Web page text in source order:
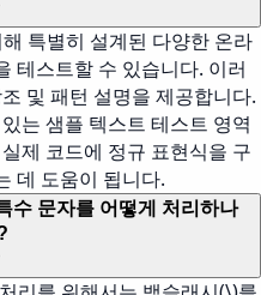
특별히 설계된 다양한 온라
테스트할 수 있습니다. 이러
및 패턴 설명을 제공합니다.
는 샘플 텍스트 테스트 영역
제 코드에 정규 표현식을 구
데 도움이 됩니다.
수 문자를 어떻게 처리하나